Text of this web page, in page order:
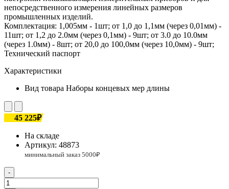
непосредственного измерения линейных размеров
промышленных изделий.
Комплектация: 1,005мм - 1шт; от 1,0 до 1,1мм (через 0,01мм) -
11шт; от 1,2 до 2.0мм (через 0,1мм) - 9шт; от 3.0 до 10.0мм
(через 1.0мм) - 8шт; от 20,0 до 100,0мм (через 10,0мм) - 9шт;
Технический паспорт
Характеристики
Вид товара Наборы концевых мер длины
45 225₽
На складе
Артикул: 48873
-